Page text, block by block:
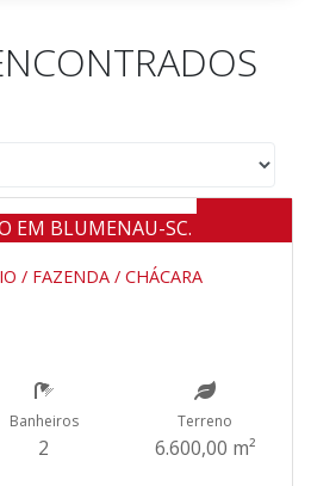
EM BLUMENAU-SC.
/ FAZENDA / CHÁCARA
Banheiros
2
Terreno
6.600,00 m²